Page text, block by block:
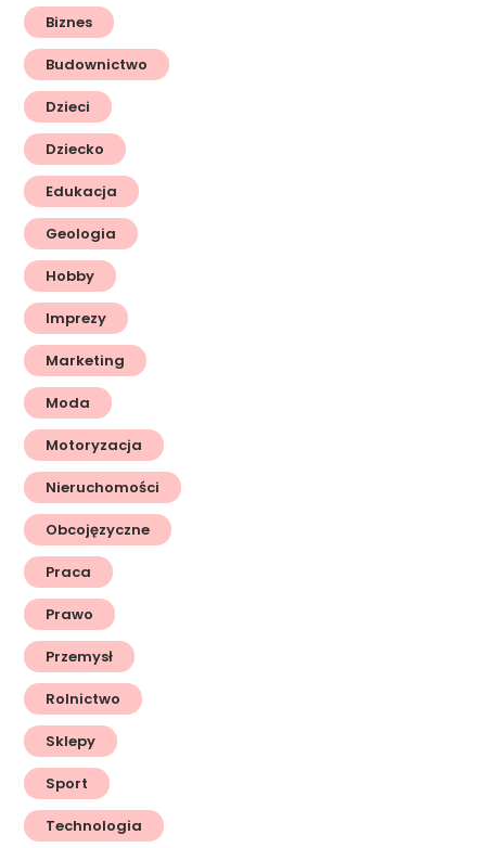
Biznes
Budownictwo
Dzieci
Dziecko
Edukacja
Geologia
Hobby
Imprezy
Marketing
Moda
Motoryzacja
Nieruchomości
Obcojęzyczne
Praca
Prawo
Przemysł
Rolnictwo
Sklepy
Sport
Technologia